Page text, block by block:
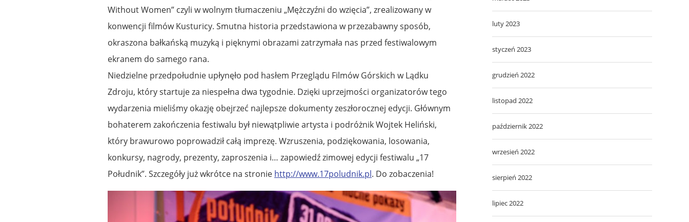
Without Women” czyli w wolnym tłumaczeniu „Mężczyźni do wzięcia”, zrealizowany w
konwencji filmów Kusturicy. Smutna historia przedstawiona w przezabawny sposób,
okraszona bałkańską muzyką i pięknymi obrazami zatrzymała nas przed festiwalowym
ekranem do samego rana.
Niedzielne przedpołudnie upłynęło pod hasłem Przeglądu Filmów Górskich w Lądku
Zdroju, który startuje za niespełna dwa tygodnie. Dzięki uprzejmości organizatorów tego
wydarzenia mieliśmy okazję obejrzeć najlepsze dokumenty zeszłorocznej edycji. Głównym
bohaterem zakończenia festiwalu był niewątpliwie artysta i podróżnik Wojtek Heliński,
który brawurowo poprowadził całą imprezę. Wzruszenia, podziękowania, losowania,
konkursy, nagrody, prezenty, zaproszenia i… zapowiedź zimowej edycji festiwalu „17
Południk”. Szczegóły już wkrótce na stronie http://www.17poludnik.pl. Do zobaczenia!
luty 2023
styczeń 2023
grudzień 2022
listopad 2022
październik 2022
wrzesień 2022
sierpień 2022
lipiec 2022